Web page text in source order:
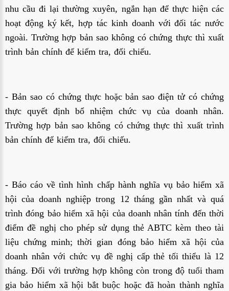
nhu cầu đi lại thường xuyên, ngắn hạn để thực hiện các
hoạt động ký kết, hợp tác kinh doanh với đối tác nước
ngoài. Trường hợp bản sao không có chứng thực thì xuất
trình bản chính để kiểm tra, đối chiếu.
- Bản sao có chứng thực hoặc bản sao điện tử có chứng
thực quyết định bổ nhiệm chức vụ của doanh nhân.
Trường hợp bản sao không có chứng thực thì xuất trình
bản chính để kiểm tra, đối chiếu.
- Báo cáo về tình hình chấp hành nghĩa vụ bảo hiểm xã
hội của doanh nghiệp trong 12 tháng gần nhất và quá
trình đóng bảo hiểm xã hội của doanh nhân tính đến thời
điểm đề nghị cho phép sử dụng thẻ ABTC kèm theo tài
liệu chứng minh; thời gian đóng bảo hiểm xã hội của
doanh nhân với chức vụ đề nghị cấp thẻ tối thiểu là 12
tháng. Đối với trường hợp không còn trong độ tuổi tham
gia bảo hiểm xã hội bắt buộc hoặc đã hoàn thành nghĩa